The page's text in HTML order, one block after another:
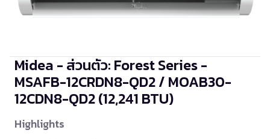
Midea - ส่วนตัว: Forest Series -
MSAFB-12CRDN8-QD2 / MOAB30-
12CDN8-QD2(12,241 BTU)
Highlights